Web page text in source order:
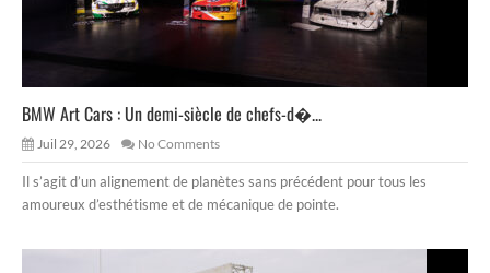
BMW Art Cars : Un demi-siècle de chefs-d�...
Juil 29, 2026 No Comments
Il s’agit d’un alignement de planètes sans précédent pour tous les
amoureux d’esthétisme et de mécanique de pointe.